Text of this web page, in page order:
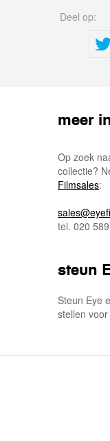
Deel op:
meer
Op zoek
collectie?
Filmsales:
tel. 020
steun
Steun Eye
stellen